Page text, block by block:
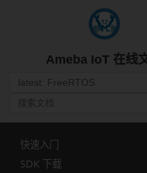
Ameba IoT 在线
latest: FreeRTOS
快速入门
SDK 下载